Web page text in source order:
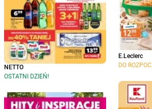
NETTO
OSTATNI DZIEŃ!
E.Leclerc
DO